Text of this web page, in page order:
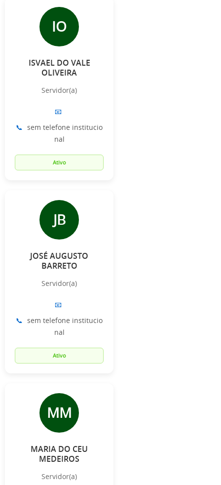
IO
ISVAEL DO VALE
OLIVEIRA
Servidor(a)
📧
📞 sem telefone institucio
nal
Ativo
JB
JOSÉ AUGUSTO
BARRETO
Servidor(a)
📧
📞 sem telefone institucio
nal
Ativo
MM
MARIA DO CEU
MEDEIROS
Servidor(a)